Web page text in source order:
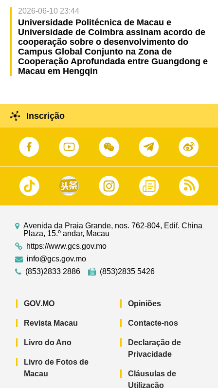
2026-06-10 23:44
Universidade Politécnica de Macau e
Universidade de Coimbra assinam acordo de
cooperação sobre o desenvolvimento do
Campus Global Conjunto na Zona de
Cooperação Aprofundada entre Guangdong e
Macau em Hengqin
Inscrição
Avenida da Praia Grande, nos. 762-804, Edif. China
Plaza, 15.º andar, Macau
https://www.gcs.gov.mo
info@gcs.gov.mo
(853)2833 2886
(853)2835 5426
GOV.MO
Revista Macau
Livro do Ano
Livro de Fotos de
Macau
Opiniões
Contacte-nos
Declaração de
Privacidade
Cláusulas de
Utilização